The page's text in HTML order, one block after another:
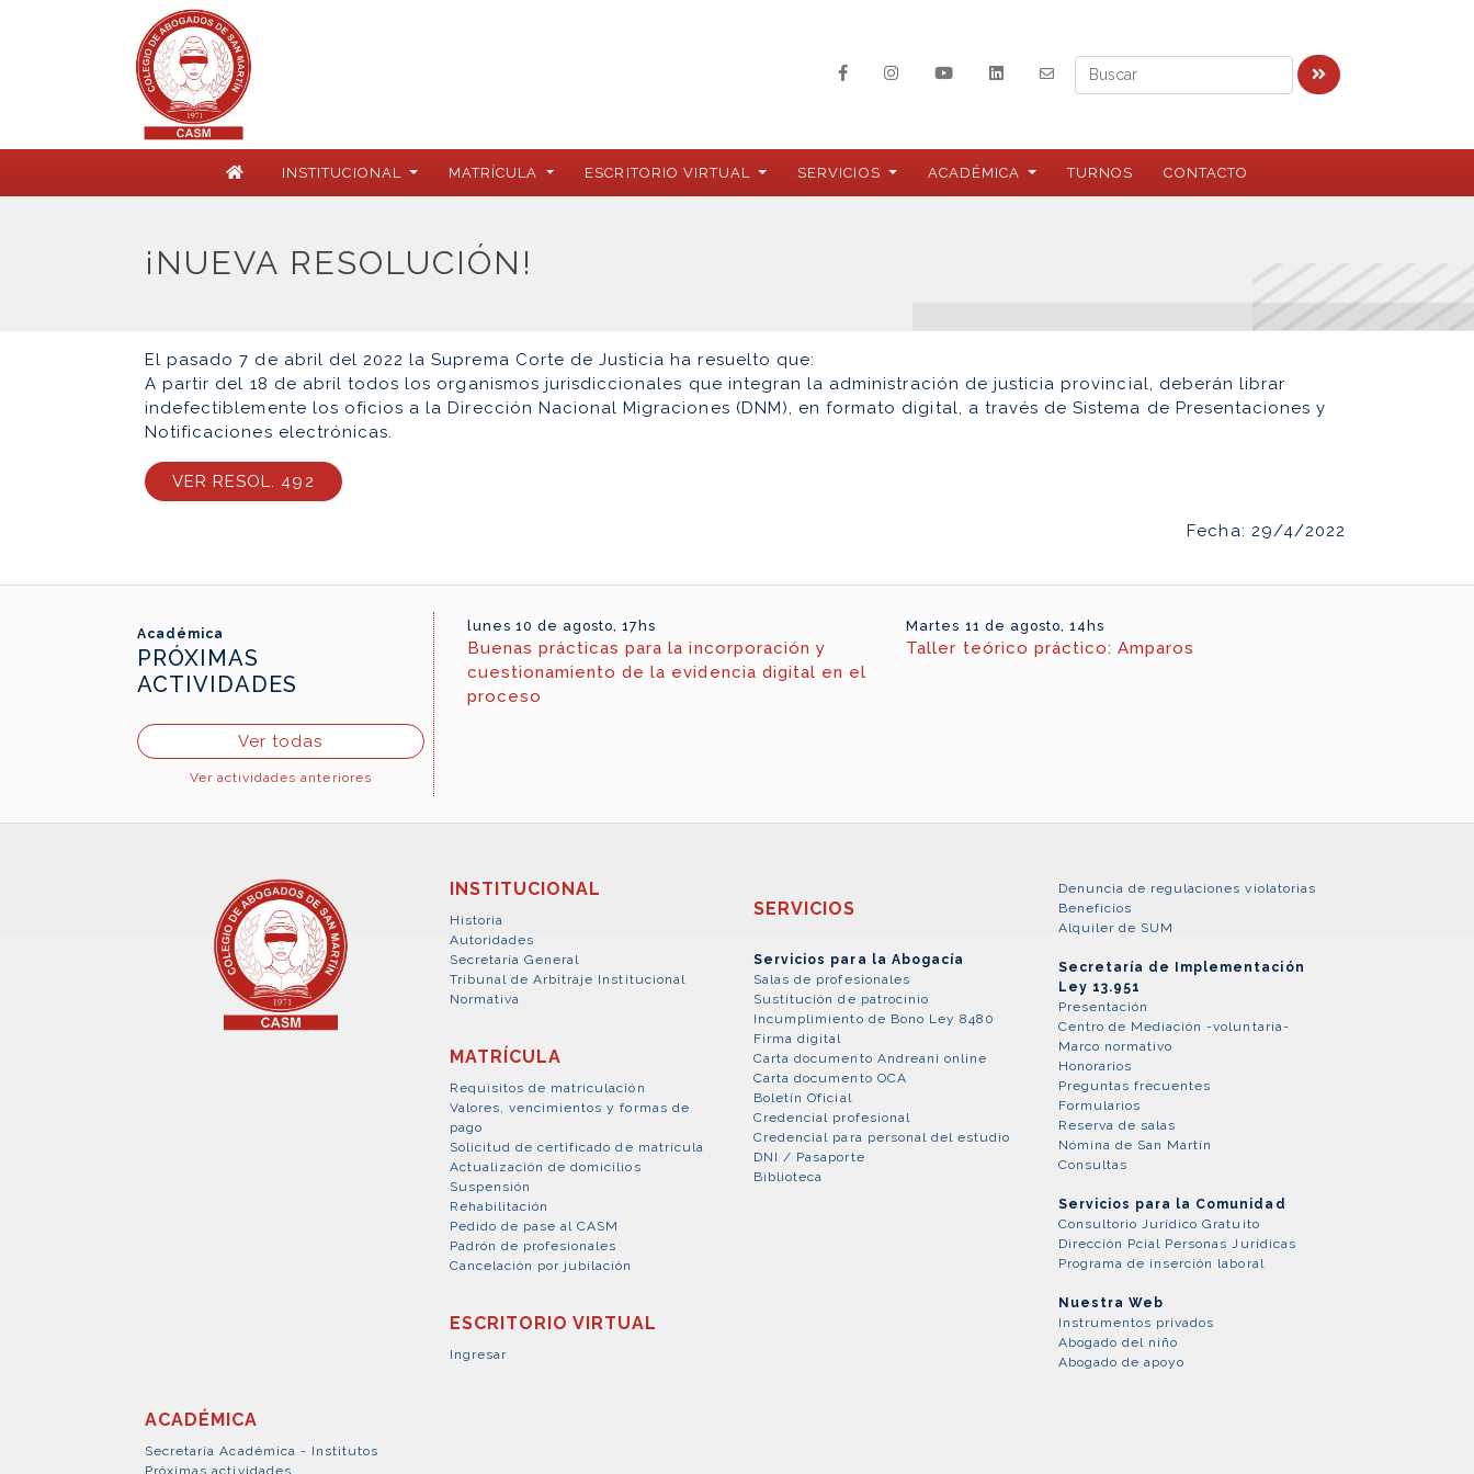
INSTITUCIONAL MATRÍCULA ESCRITORIO VIRTUAL SERVICIOS ACADÉMICA TURNOS CONTACTO
¡NUEVA RESOLUCIÓN!
El pasado 7 de abril del 2022 la Suprema Corte de Justicia ha resuelto que:
A partir del 18 de abril todos los organismos jurisdiccionales que integran la administración de justicia provincial, deberán librar
indefectiblemente los oficios a la Dirección Nacional Migraciones (DNM), en formato digital, a través de Sistema de Presentaciones y
Notificaciones electrónicas.
VER RESOL. 492
Fecha: 29/4/2022
Académica
PRÓXIMAS
ACTIVIDADES
Ver todas
Ver actividades anteriores
lunes 10 de agosto, 17hs
Buenas prácticas para la incorporación y
cuestionamiento de la evidencia digital en el
proceso
Martes 11 de agosto, 14hs
Taller teórico práctico: Amparos
INSTITUCIONAL
Historia
Autoridades
Secretaría General
Tribunal de Arbitraje Institucional
Normativa
MATRÍCULA
Requisitos de matriculación
Valores, vencimientos y formas de
pago
Solicitud de certificado de matrícula
Actualización de domicilios
Suspensión
Rehabilitación
Pedido de pase al CASM
Padrón de profesionales
Cancelación por jubilación
ESCRITORIO VIRTUAL
Ingresar
SERVICIOS
Servicios para la Abogacía
Salas de profesionales
Sustitución de patrocinio
Incumplimiento de Bono Ley 8480
Firma digital
Carta documento Andreani online
Carta documento OCA
Boletín Oficial
Credencial profesional
Credencial para personal del estudio
DNI / Pasaporte
Biblioteca
Denuncia de regulaciones violatorias
Beneficios
Alquiler de SUM
Secretaría de Implementación
Ley 13.951
Presentación
Centro de Mediación -voluntaria-
Marco normativo
Honorarios
Preguntas frecuentes
Formularios
Reserva de salas
Nómina de San Martín
Consultas
Servicios para la Comunidad
Consultorio Jurídico Gratuito
Dirección Pcial Personas Jurídicas
Programa de inserción laboral
Nuestra Web
Instrumentos privados
Abogado del niño
Abogado de apoyo
ACADÉMICA
Secretaría Académica - Institutos
Próximas actividades